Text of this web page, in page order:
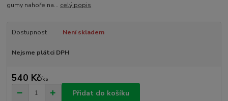
gumy nahoře na... celý popis
Dostupnost Není skladem
Nejsme plátci DPH
540 Kč/ks
Přidat do košíku